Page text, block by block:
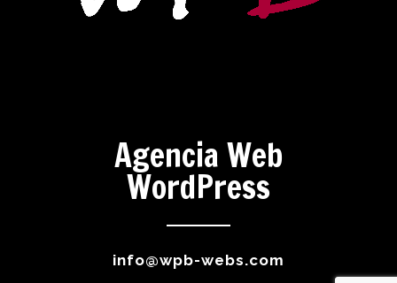
Agencia Web
WordPress
info@wpb-webs.com